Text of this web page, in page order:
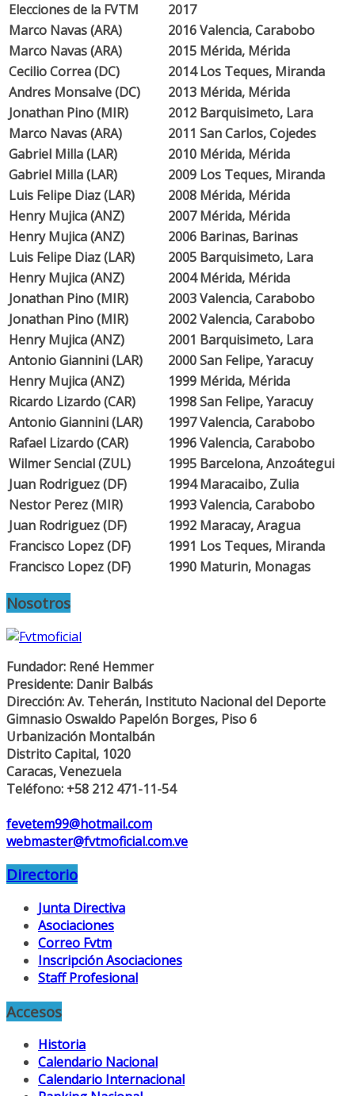
Elecciones de la FVTM
2017
Marco Navas (ARA)
2016Valencia, Carabobo
Marco Navas (ARA)
2015 Mérida, Mérida
Cecilio Correa (DC)
2014 Los Teques, Miranda
Andres Monsalve (DC)
2013 Mérida, Mérida
Jonathan Pino (MIR)
2012 Barquisimeto, Lara
Marco Navas (ARA)
2011 San Carlos, Cojedes
Gabriel Milla (LAR)
2010 Mérida, Mérida
Gabriel Milla (LAR)
2009 Los Teques, Miranda
Luis Felipe Diaz (LAR)
2008 Mérida, Mérida
Henry Mujica (ANZ)
2007 Mérida, Mérida
Henry Mujica (ANZ)
2006 Barinas, Barinas
Luis Felipe Diaz (LAR)
2005 Barquisimeto, Lara
Henry Mujica (ANZ)
2004 Mérida, Mérida
Jonathan Pino (MIR)
2003Valencia, Carabobo
Jonathan Pino (MIR)
2002Valencia, Carabobo
Henry Mujica (ANZ)
2001 Barquisimeto, Lara
Antonio Giannini (LAR)
2000San Felipe, Yaracuy
Henry Mujica (ANZ)
1999 Mérida, Mérida
Ricardo Lizardo (CAR)
1998San Felipe, Yaracuy
Antonio Giannini (LAR)
1997Valencia, Carabobo
Rafael Lizardo (CAR)
1996Valencia, Carabobo
Wilmer Sencial (ZUL)
1995 Barcelona, Anzoátegui
Juan Rodriguez (DF)
1994 Maracaibo, Zulia
Nestor Perez (MIR)
1993Valencia, Carabobo
Juan Rodriguez (DF)
1992 Maracay, Aragua
Francisco Lopez (DF)
1991 Los Teques, Miranda
Francisco Lopez (DF)
1990 Maturin, Monagas
Nosotros
Fundador: René Hemmer
Presidente: Danir Balbás
Dirección: Av. Teherán, Instituto Nacional del Deporte
Gimnasio Oswaldo Papelón Borges, Piso 6
Urbanización Montalbán
Distrito Capital, 1020
Caracas, Venezuela
Teléfono: +58 212 471-11-54
fevetem99@hotmail.com
webmaster@fvtmoficial.com.ve
Directorio
Junta Directiva
Asociaciones
Correo Fvtm
Inscripción Asociaciones
Staff Profesional
Accesos
Historia
Calendario Nacional
Calendario Internacional